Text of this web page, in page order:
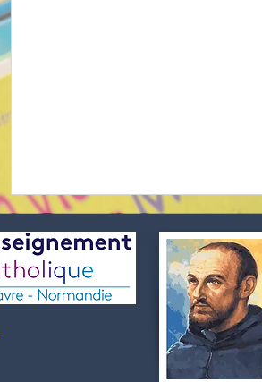
🏃‍♀️🚣‍♂️ Un Raid intense pour La